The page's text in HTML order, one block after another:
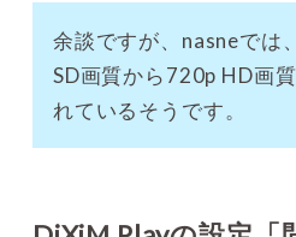
余談ですが、nasneでは
SD画質から720p HD画
れているそうです。